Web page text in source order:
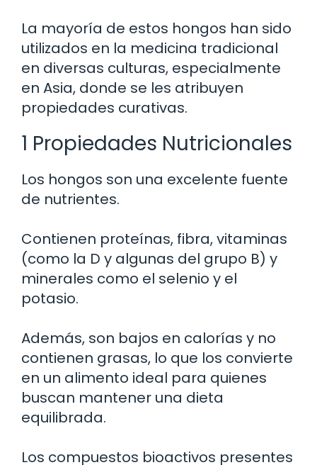
La mayoría de estos hongos han sido
utilizados en la medicina tradicional
en diversas culturas, especialmente
en Asia, donde se les atribuyen
propiedades curativas.
1 Propiedades Nutricionales
Los hongos son una excelente fuente
de nutrientes.
Contienen proteínas, fibra, vitaminas
(como la D y algunas del grupo B) y
minerales como el selenio y el
potasio.
Además, son bajos en calorías y no
contienen grasas, lo que los convierte
en un alimento ideal para quienes
buscan mantener una dieta
equilibrada.
Los compuestos bioactivos presentes